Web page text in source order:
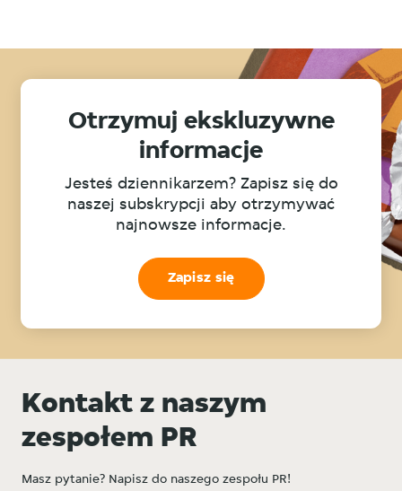
Otrzymuj ekskluzywne
informacje
Jesteś dziennikarzem? Zapisz się do
naszej subskrypcji aby otrzymywać
najnowsze informacje.
Zapisz się
Kontakt z naszym
zespołem PR
Masz pytanie? Napisz do naszego zespołu PR!